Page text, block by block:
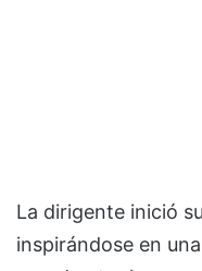
La dirigente inició
inspirándose en